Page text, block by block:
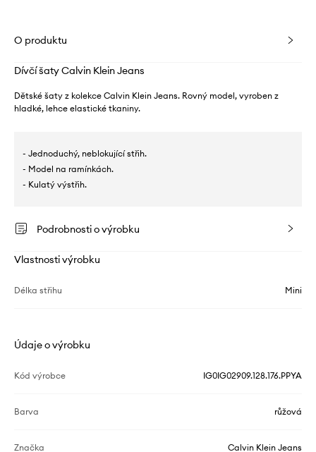
O produktu
Dívčí šaty Calvin Klein Jeans
Dětské šaty z kolekce Calvin Klein Jeans. Rovný model, vyroben z
hladké, lehce elastické tkaniny.
- Jednoduchý, neblokující střih.
- Model na ramínkách.
- Kulatý výstřih.
Podrobnosti o výrobku
Vlastnosti výrobku
Délka střihu Mini
Údaje o výrobku
Kód výrobce IG0IG02909.128.176.PPYA
Barva růžová
Značka Calvin Klein Jeans